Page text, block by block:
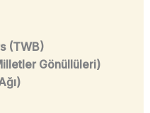
(TWB)
Gönüllüleri)